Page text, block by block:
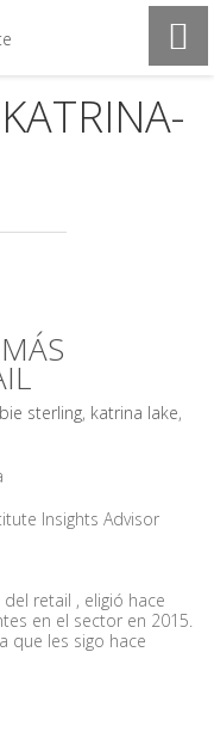
sterling, katrina lake,
Insights Advisor
retail , eligió hace
en el sector en 2015.
que les sigo hace